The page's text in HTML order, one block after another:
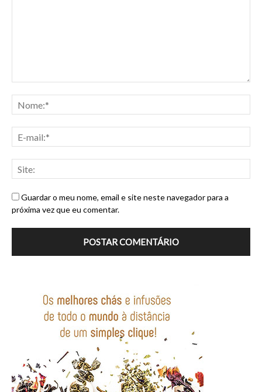
Guardar o meu nome, email e site neste navegador para a
próxima vez que eu comentar.